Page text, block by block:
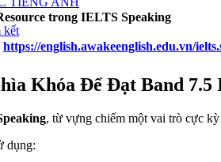
kết
trong IELTS Speaking
https://english.awakeenglish.edu.vn/
Khóa Để Đạt Band 7.5
, từ vựng chiếm một vai trò cực kỳ
dụng: